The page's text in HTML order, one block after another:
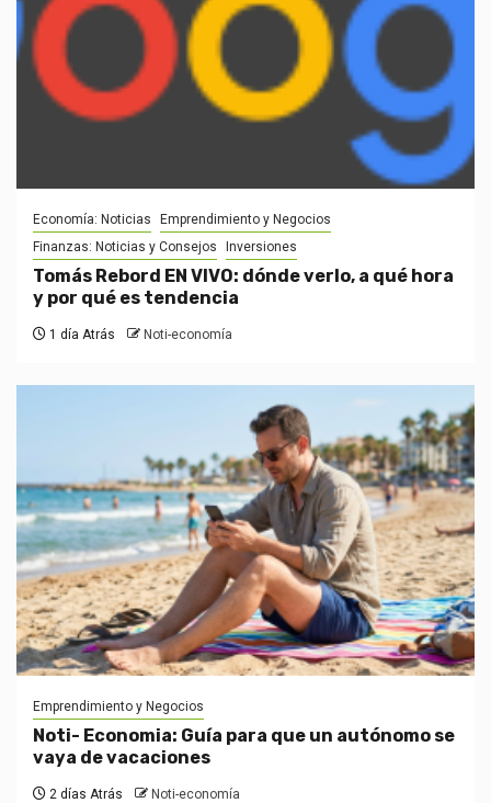
Economía: Noticias
Emprendimiento y Negocios
Finanzas: Noticias y Consejos
Inversiones
Tomás Rebord EN VIVO: dónde verlo, a qué hora
y por qué es tendencia
1 día Atrás Noti-economía
Emprendimiento y Negocios
Noti- Economia: Guía para que un autónomo se
vaya de vacaciones
2 días Atrás Noti-economía